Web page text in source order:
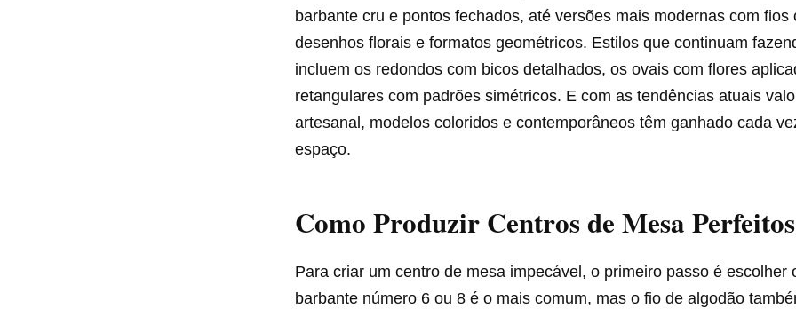
barbante cru e pontos fechados, até versões mais modernas com fios
desenhos florais e formatos geométricos. Estilos que continuam
incluem os redondos com bicos detalhados, os ovais com flores
retangulares com padrões simétricos. E com as tendências atuais
artesanal, modelos coloridos e contemporâneos têm ganhado cada
espaço.
Como Produzir Centros de Mesa Perfeitos
Para criar um centro de mesa impecável, o primeiro passo é
barbante número 6 ou 8 é o mais comum, mas o fio de algodão